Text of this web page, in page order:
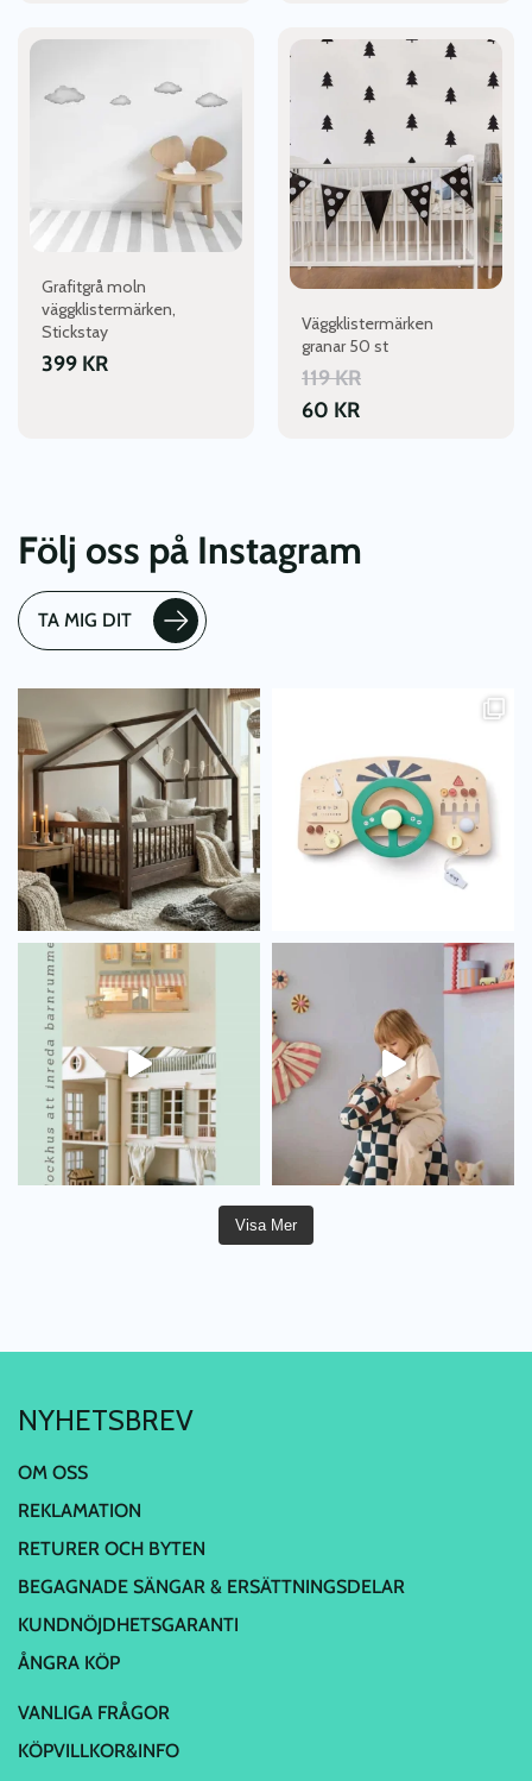
Grafitgrå moln
väggklistermärken,
Stickstay
399 KR
Väggklistermärken
granar 50 st
119KR
60 KR
Följ oss på Instagram
TA MIG DIT
Visa Mer
NYHETSBREV
OM OSS
REKLAMATION
RETURER OCH BYTEN
BEGAGNADE SÄNGAR & ERSÄTTNINGSDELAR
KUNDNÖJDHETSGARANTI
ÅNGRA KÖP
VANLIGA FRÅGOR
KÖPVILLKOR&INFO